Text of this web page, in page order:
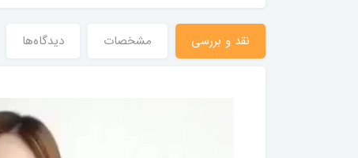
نقد و بررسی مشخصات دیدگاه‌ها